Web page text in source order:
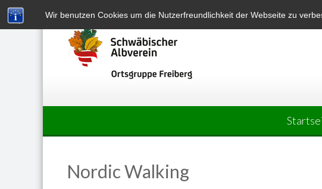
Wir benutzen Cookies um die Nutzerfreundlichkeit der Webseite zu
Skip
to
Nordic Walking